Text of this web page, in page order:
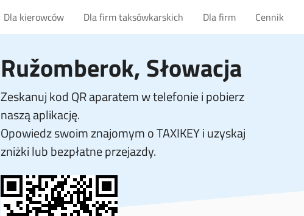
Dla kierowców Dla firm taksówkarskich Dla firm Cennik
Ružomberok, Słowacja
Zeskanuj kod QR aparatem w telefonie i pobierz
naszą aplikację.
Opowiedz swoim znajomym o TAXIKEY i uzyskaj
zniżki lub bezpłatne przejazdy.